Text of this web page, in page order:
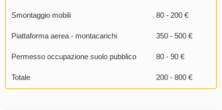
Smontaggio mobili 80 - 200 €
Piattaforma aerea - montacarichi 350 - 500 €
Permesso occupazione suolo pubblico 80 - 90 €
Totale 200 - 800 €